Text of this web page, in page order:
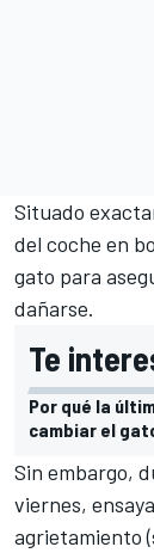
Situado
del coche en
gato para
dañarse.
Te
Por qué la
cambiar el
Sin embargo,
viernes,
agrietamiento (